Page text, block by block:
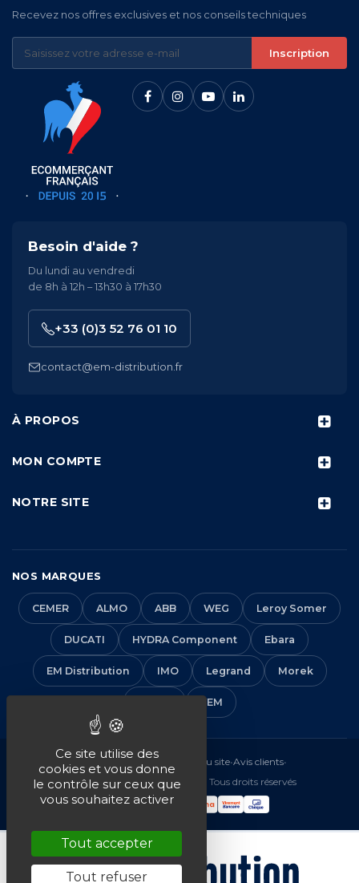
Recevez nos offres exclusives et nos conseils techniques
Inscription
À PROPOS
MON COMPTE
NOTRE SITE
Besoin d'aide ?
Du lundi au vendredi
de 8h à 12h – 13h30 à 17h30
+33 (0)3 52 76 01 10
contact@em-distribution.fr
NOS MARQUES
CEMER ALMO ABB WEG Leroy Somer
DUCATI HYDRA Component Ebara
EM Distribution IMO Legrand Morek
VEM
Mentions légales•CGV Plan du site•Avis clients•
© 2016-2026 EM Distribution - Tous droits réservés
Ce site utilise des
cookies et vous donne
le contrôle sur ceux que
vous souhaitez activer
Tout accepter
Tout refuser